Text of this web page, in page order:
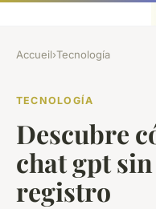
Accueil›Tecnología
TECNOLOGÍA
Descubre
chat gpt
registro